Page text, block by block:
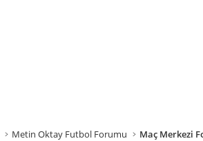
Metin Oktay Futbol Forumu Maç Merkezi